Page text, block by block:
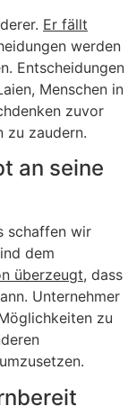
Er fällt
werden
Entscheidungen
Menschen in
zuvor
zu zaudern.
an seine
schaffen wir
dem
überzeugt, dass
Unternehmer
zu